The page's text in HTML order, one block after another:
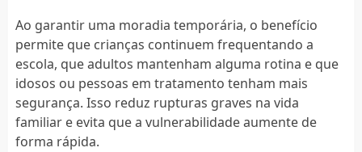
Ao garantir uma moradia temporária, o benefício
permite que crianças continuem frequentando a
escola, que adultos mantenham alguma rotina e que
idosos ou pessoas em tratamento tenham mais
segurança. Isso reduz rupturas graves na vida
familiar e evita que a vulnerabilidade aumente de
forma rápida.